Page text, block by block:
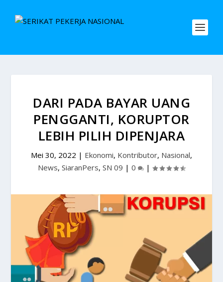
DARI PADA BAYAR UANG
PENGGANTI, KORUPTOR
LEBIH PILIH DIPENJARA
Mei 30, 2022 | Ekonomi, Kontributor, Nasional,
News, SiaranPers, SN 09 | 0 |